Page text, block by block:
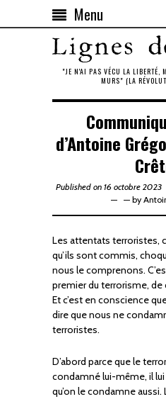
Menu
"JE N'AI PAS VÉCU LA LIBERTÉ,
MURS" (LA
d’Antoine
Published on 16 octobre 2023
— by
Les attentats terroristes,
qu’ils sont commis,
nous le comprenons.
premier du terrorisme, de
Et c’est en conscience
dire que nous ne
terroristes.
D’abord parce que le
condamné lui-même, il
qu’on le condamne